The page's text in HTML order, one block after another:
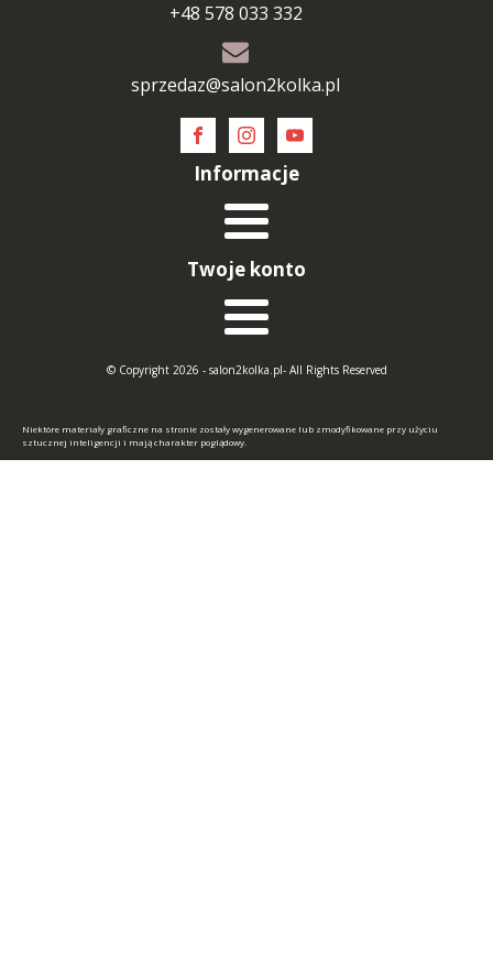
+48 578 033 332
sprzedaz@salon2kolka.pl
Informacje
Twoje konto
© Copyright 2026 - salon2kolka.pl- All Rights Reserved
Niektóre materiały graficzne na stronie zostały wygenerowane lub zmodyfikowane przy użyciu
sztucznej inteligencji i mają charakter poglądowy.